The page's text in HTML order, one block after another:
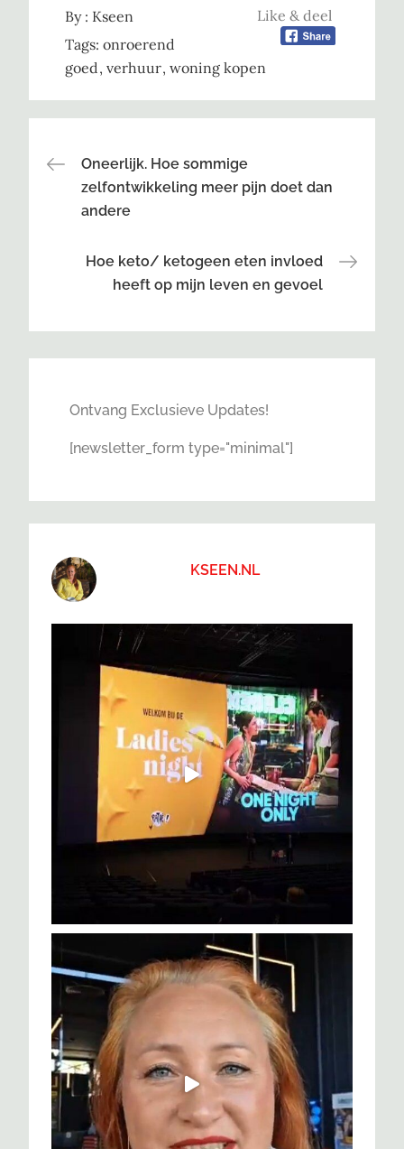
Like & deel
By : Kseen
Tags:onroerend
goed verhuur woning kopen
Bericht
navigatie
Oneerlijk. Hoe sommige
zelfontwikkeling meer pijn doet dan
andere
Hoe keto/ ketogeen eten invloed
heeft op mijn leven en gevoel
Ontvang Exclusieve Updates!
[newsletter_form type="minimal"]
KSEEN.NL